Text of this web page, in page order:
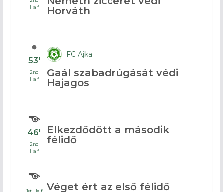
Half
Horváth
53′
2nd
Half
FC Ajka
Gaál szabadrúgását védi
Hajagos
46′
2nd
Half
Elkezdődött a második
félidő
Véget ért az első félidő